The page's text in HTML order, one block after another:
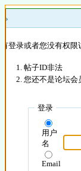
»
登录或者您没有权
帖子ID非法
您还不是论坛会
登录
用户
名
Email